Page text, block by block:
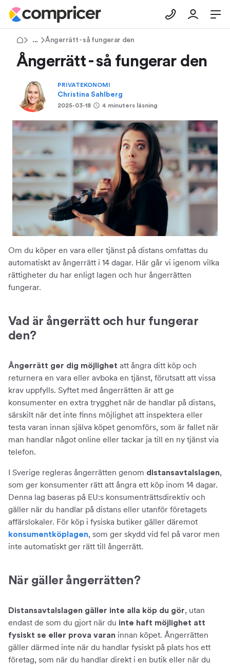
Tips & Råd
Ångerrätt - så fungerar den
Ångerrätt - så fungerar den
PRIVATEKONOMI
Christina Sahlberg
2025-03-18 4 minuters läsning
Om du köper en vara eller tjänst på distans omfattas du
automatiskt av ångerrätt i 14 dagar. Här går vi igenom vilka
rättigheter du har enligt lagen och hur ångerrätten
fungerar.
Vad är ångerrätt och hur fungerar
den?
Ångerrätt ger dig möjlighet att ångra ditt köp och
returnera en vara eller avboka en tjänst, förutsatt att vissa
krav uppfylls. Syftet med ångerrätten är att ge
konsumenter en extra trygghet när de handlar på distans,
särskilt när det inte finns möjlighet att inspektera eller
testa varan innan själva köpet genomförs, som är fallet när
man handlar något online eller tackar ja till en ny tjänst via
telefon.
I Sverige regleras ångerrätten genom distansavtalslagen,
som ger konsumenter rätt att ångra ett köp inom 14 dagar.
Denna lag baseras på EU:s konsumenträttsdirektiv och
gäller när du handlar på distans eller utanför företagets
affärslokaler. För köp i fysiska butiker gäller däremot
konsumentköplagen, som ger skydd vid fel på varor men
inte automatiskt ger rätt till ångerrätt.
När gäller ångerrätten?
Distansavtalslagen gäller inte alla köp du gör, utan
endast de som du gjort när du inte haft möjlighet att
fysiskt se eller prova varan innan köpet. Ångerrätten
gäller därmed inte när du handlar fysiskt på plats hos ett
företag, som när du handlar direkt i en butik eller när du